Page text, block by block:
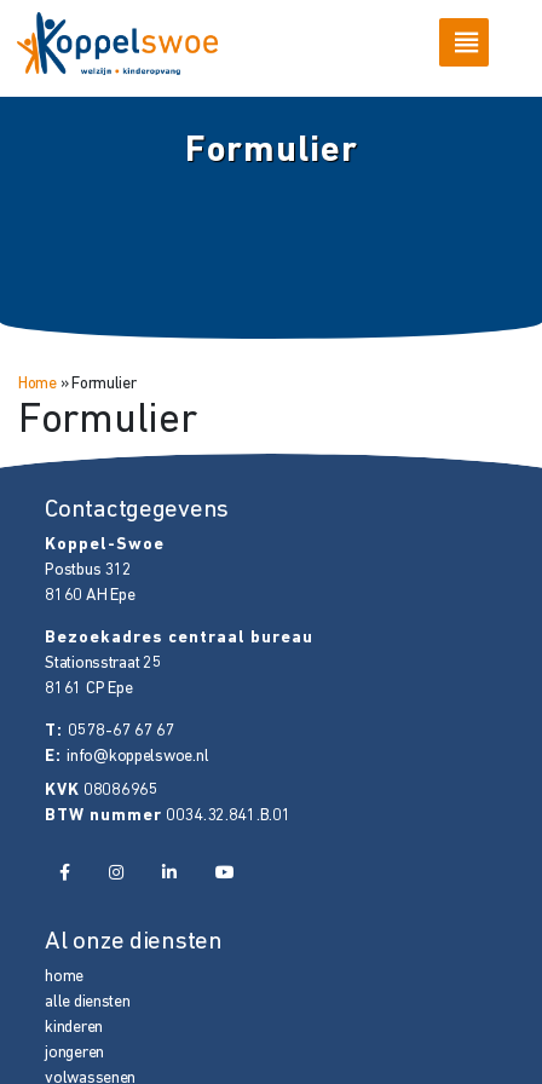
Formulier
Home» Formulier
Formulier
Contactgegevens
Koppel-Swoe
Postbus 312
8160 AH Epe
Bezoekadres centraal bureau
Stationsstraat 25
8161 CP Epe
T: 0578-67 67 67
E:info@koppelswoe.nl
KVK 08086965
BTW nummer 0034.32.841.B.01
Al onze diensten
home
alle diensten
kinderen
jongeren
volwassenen